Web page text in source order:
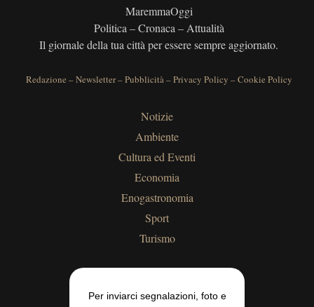
MaremmaOggi
Politica – Cronaca – Attualità
Il giornale della tua città per essere sempre aggiornato.
Redazione –Newsletter–Pubblicità–Privacy Policy –Cookie Policy
Notizie
Ambiente
Cultura ed Eventi
Economia
Enogastronomia
Sport
Turismo
Per inviarci segnalazioni, foto e